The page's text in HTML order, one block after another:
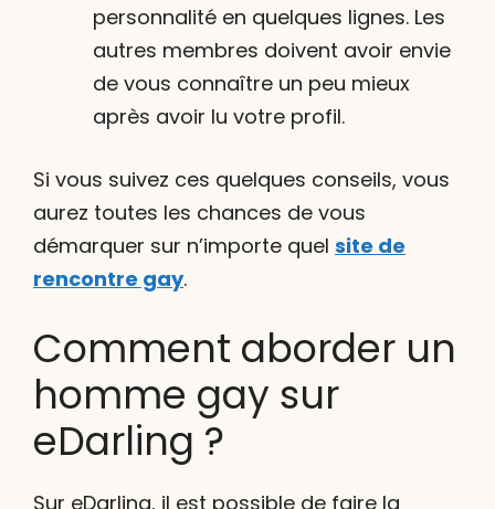
personnalité en quelques lignes. Les
autres membres doivent avoir envie
de vous connaître un peu mieux
après avoir lu votre profil.
Si vous suivez ces quelques conseils, vous
aurez toutes les chances de vous
démarquer sur n’importe quel site de
rencontre gay.
Comment aborder un
homme gay sur
eDarling ?
Sur eDarling, il est possible de faire la